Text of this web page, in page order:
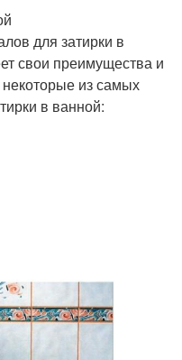
для затирки в
свои преимущества и
из самых
в ванной: